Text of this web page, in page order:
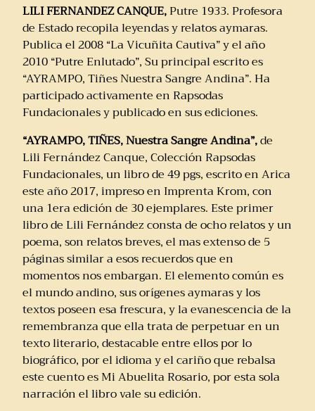
LILI FERNANDEZ CANQUE,Putre 1933. Profesora
de Estado recopila leyendas y relatos aymaras.
Publica el 2008 “La Vicuñita Cautiva” y el año
2010 “Putre Enlutado”, Su principal escrito es
“AYRAMPO, Tiñes Nuestra Sangre Andina”. Ha
participado activamente en Rapsodas
Fundacionales y publicado en sus ediciones.
“AYRAMPO, TIÑES, Nuestra Sangre Andina”,de
Lili Fernández Canque, Colección Rapsodas
Fundacionales, un libro de 49 pgs, escrito en Arica
este año 2017, impreso en Imprenta Krom, con
una 1era edición de 30 ejemplares. Este primer
libro de Lili Fernández consta de ocho relatos y un
poema, son relatos breves, el mas extenso de 5
páginas similar a esos recuerdos que en
momentos nos embargan. El elemento común es
el mundo andino, sus orígenes aymaras y los
textos poseen esa frescura, y la evanescencia de la
remembranza que ella trata de perpetuar en un
texto literario, destacable entre ellos por lo
biográfico, por el idioma y el cariño que rebalsa
este cuento es Mi Abuelita Rosario, por esta sola
narración el libro vale su edición.